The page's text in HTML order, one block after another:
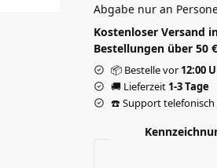
Abgabe nur an
Kostenloser Versand
Bestellungen über 50 €
📦 Bestelle vor12:00
🚚 Lieferzeit 1-3 Tage
☎️ Support telefonisch